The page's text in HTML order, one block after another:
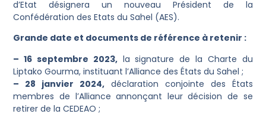
d’Etat désignera un nouveau Président de la
Confédération des Etats du Sahel (AES).
Grande date et documents de référence à retenir :
– 16 septembre 2023,la signature de la Charte du
Liptako Gourma, instituant l’Alliance des États du Sahel ;
– 28 janvier 2024, déclaration conjointe des États
membres de l’Alliance annonçant leur décision de se
retirer de la CEDEAO ;